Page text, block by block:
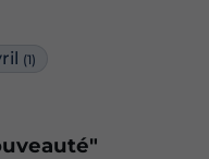
(1)